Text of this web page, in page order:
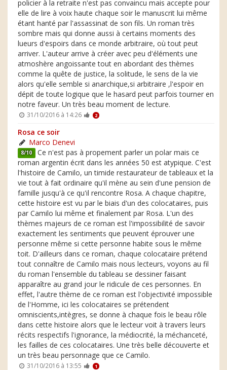
policier à la retraite n'est pas convaincu mais accepte pour
elle de lire à voix haute chaque soir le manuscrit lui même
étant hanté par l'assassinat de son fils. Un roman très
sombre mais qui donne aussi à certains moments des
lueurs d'espoirs dans ce monde arbitraire, où tout peut
arriver. L'auteur arrive à créer avec peu d'éléments une
atmoshère angoissante tout en abordant des thèmes
comme la quête de justice, la solitude, le sens de la vie
alors qu'elle semble si anarchique,si arbitraire ,l'espoir en
dépit de toute logique que le hasard peut parfois tourner en
notre faveur. Un très beau moment de lecture.
31/10/2016 à 14:26 2
Rosa ce soir
Marco Denevi
8/10 Ce n'est pas à propement parler un polar mais ce
roman argentin écrit dans les années 50 est atypique. C'est
l'histoire de Camilo, un timide restaurateur de tableaux et la
vie tout à fait ordinaire qu'il mène au sein d'une pension de
famille jusqu'à ce qu'il rencontre Rosa. A chaque chapitre,
cette histoire est vu par le biais d'un des colocataires, puis
par Camilo lui même et finalement par Rosa. L'un des
thèmes majeurs de ce roman est l'impossibilité de savoir
exactement les sentiments que peuvent éprouver une
personne même si cette personne habite sous le même
toit. D'ailleurs dans ce roman, chaque colocataire prétend
tout connaître de Camilo mais nous lecteurs, voyons au fil
du roman l'ensemble du tableau se dessiner faisant
apparaître au grand jour le ridicule de ces personnes. En
effet, l'autre thème de ce roman est l'objectivité impossible
de l'Homme, ici les colocataires se prétendent
omniscients,intègres, se donne à chaque fois le beau rôle
dans cette histoire alors que le lecteur voit à travers leurs
récits respectifs l'ignorance, la médiocrité, la méchanceté,
les failles de ces colocataires. Une très belle découverte et
un très beau personnage que ce Camilo.
31/10/2016 à 13:55 1